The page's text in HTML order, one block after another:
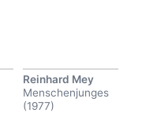
Reinhard Mey
Menschenjunges
(1977)